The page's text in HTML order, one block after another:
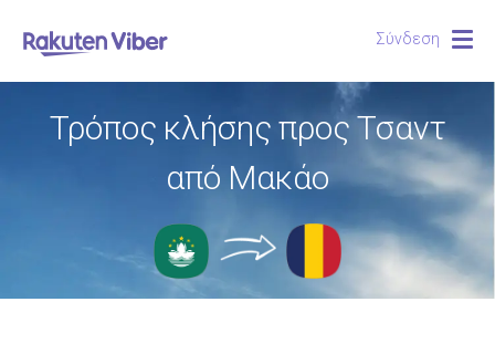
Σύνδεση
Τρόπος κλήσης προς Τσαντ
από Μακάο